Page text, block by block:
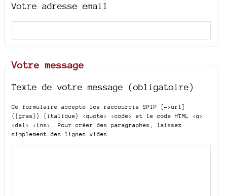
Votre adresse email
Votre message
Texte de votre message (obligatoire)
Ce formulaire accepte les raccourcis SPIP
[->url]
{{gras}} {italique} <quote> <code>
et le code HTML <q>
<del> <ins>
. Pour créer des paragraphes, laissez
simplement des lignes vides.